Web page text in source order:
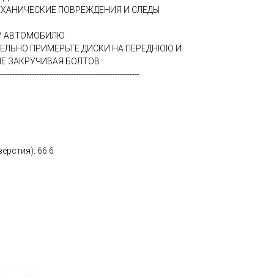
ПОВРЕЖДЕНИЯ И СЛЕДЫ
АВТОМОБИЛЮ
ПРИМЕРЬТЕ ДИСКИ НА ПЕРЕДНЮЮ И
ЗАКРУЧИВАЯ БОЛТОВ
66.6